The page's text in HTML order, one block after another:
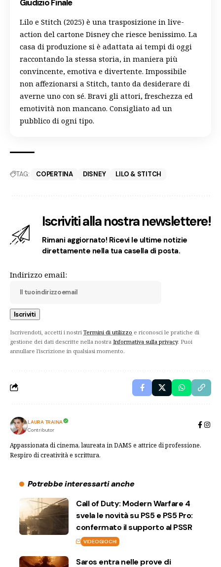
Giudizio Finale
Lilo e Stitch (2025) è una trasposizione in live-
action del cartone Disney che riesce benissimo. La
casa di produzione si è adattata ai tempi di oggi
raccontando la stessa storia, in maniera più
convincente, emotiva e divertente. Impossibile
non affezionarsi a Stitch, tanto da desiderare di
averne uno con sé. Bravi gli attori, freschezza ed
emotività non mancano. Consigliato ad un
pubblico di ogni tipo.
TAG: COPERTINA DISNEY LILO & STITCH
Iscriviti alla nostra newslettere!
Rimani aggiornato! Ricevi le ultime notizie
direttamente nella tua casella di posta.
Indirizzo email:
Iscrivendoti, accetti i nostri Termini di utilizzo e riconosci le pratiche di
gestione dei dati descritte nella nostra Informativa sulla privacy. Puoi
annullare l'iscrizione in qualsiasi momento.
LAURA TRAINA
Contributor
Appassionata di cinema, laureata in DAMS e attrice di professione.
Respiro di creatività e scrittura.
Potrebbe interessarti anche
Call of Duty: Modern Warfare 4
svela le novità su PS5 e PS5 Pro:
confermato il supporto al PSSR
VIDEOGIOCHI
Saros entra nelle prove di